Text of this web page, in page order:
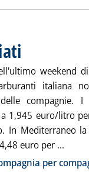
weekend
italiana
compagnie.
1,945 euro/litro
In Mediterraneo
euro per ...
per